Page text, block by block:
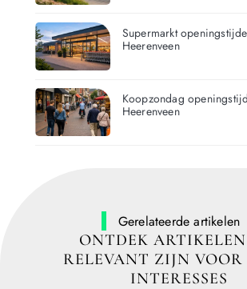
Supermarkt
Heerenveen
Koopzondag
Heerenveen
Gerelateerde artikelen
ONTDEK
RELEVANT ZIJN VOOR
INTERESSES